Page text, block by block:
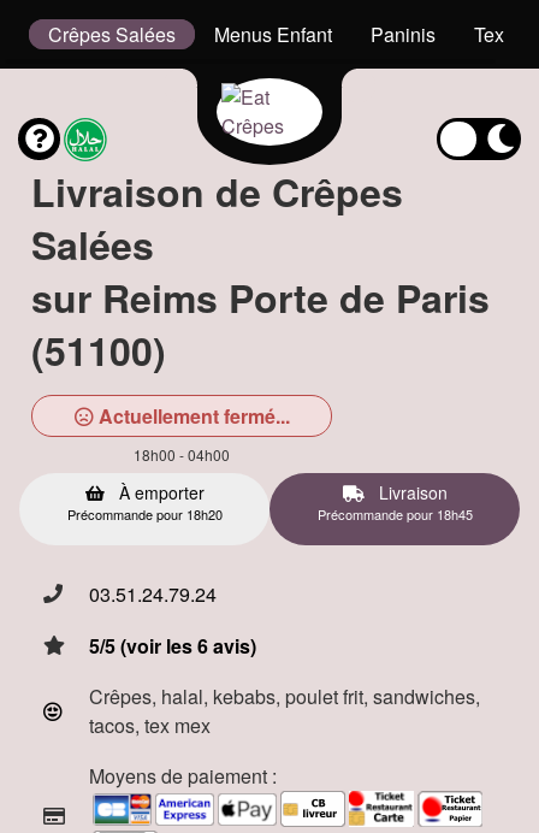
Crêpes Salées Menus Enfant Paninis Tex
Livraison de Crêpes
Salées
sur Reims Porte de Paris
(51100)
Actuellement fermé...
18h00 - 04h00
À emporter
Précommande pour 18h20
Livraison
Précommande pour 18h45
03.51.24.79.24
5/5 (voir les 6 avis)
Crêpes, halal, kebabs, poulet frit, sandwiches,
tacos, tex mex
Moyens de paiement :